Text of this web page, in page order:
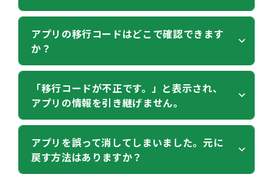
年月日で登録する」ボタンをタップしてください。
す。）
い。
せください。
ください。
※ポイントカードの退会は店頭にてお申しつけくだ
機種変更後のスマートフォンにアプリをダウンロー
ドし、会員番号と移行コードを入力してください。
ォンで、ホーム画面左上のメニューにある「アプリ
移行コード表示」からご確認いただけます。
移行コードは、スマートフォンの機種変更や故障な
どの際、会員情報を復元するために必要です。
アプリ起動時に表示される「重要なお知らせ」の画
アプリの移行コードはどこで確認できます
か？
ホーム左上の「メニュー」
[アプリ移行コード表
示]より、ご確認いただける６ケタの数字です。
どで、アプリに登録されている会員情報が消えてし
まった場合、会員情報の復元をするために必要で
「移行コードが不正です。」と表示され、
アプリの情報を引き継げません。
お客様のアプリが古いバージョンの可能性がござい
ます。
アプリを誤って消してしまいました。元に
戻す方法はありますか？